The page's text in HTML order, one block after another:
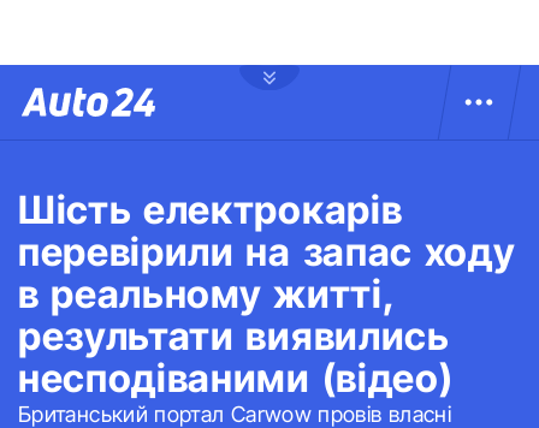
Шість електрокарів
перевірили на запас ходу
в реальному житті,
результати виявились
несподіваними (відео)
Британський портал Carwow провів власні